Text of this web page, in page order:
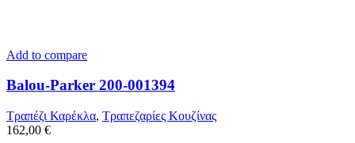
Add to compare
Balou-Parker 200-001394
Τραπέζι Καρέκλα, Τραπεζαρίες Κουζίνας
162,00 €